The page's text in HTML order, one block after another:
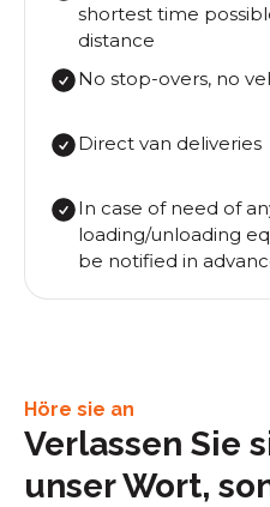
shortest time
distance
No stop-overs, no
Direct van deliveries
In case of need of
loading/unloading
be notified in
Höre sie an
Verlassen Sie
unser Wort,